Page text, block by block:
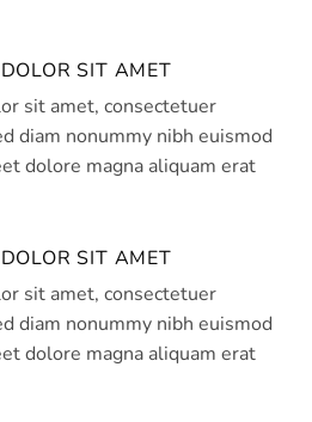
SIT AMET
sit amet, consectetuer
diam nonummy nibh euismod
dolore magna aliquam erat
SIT AMET
sit amet, consectetuer
diam nonummy nibh euismod
dolore magna aliquam erat